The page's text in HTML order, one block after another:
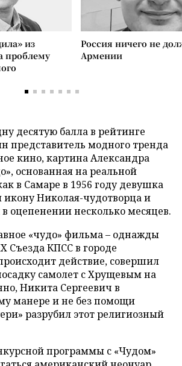
из
проблему
Россия ничего не
Армении
десятую балла в рейтинге
представитель модного тренда
кино, картина Александра
основанная на реальной
в Самаре в 1956 году девушка
икону Николая-чудотворца и
в оцепенении несколько месяцев.
«чудо» фильма – однажды
Съезда КПСС в городе
действие, совершил
самолет с Хрущевым на
Никита Сергеевич в
манере и не без помощи
разрубил этот религиозный
программы с «Чудом»